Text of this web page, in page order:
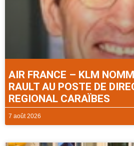
AIR FRANCE – KLM
RAULT AU POSTE DE
REGIONAL CARAÏBES
7 août 2026